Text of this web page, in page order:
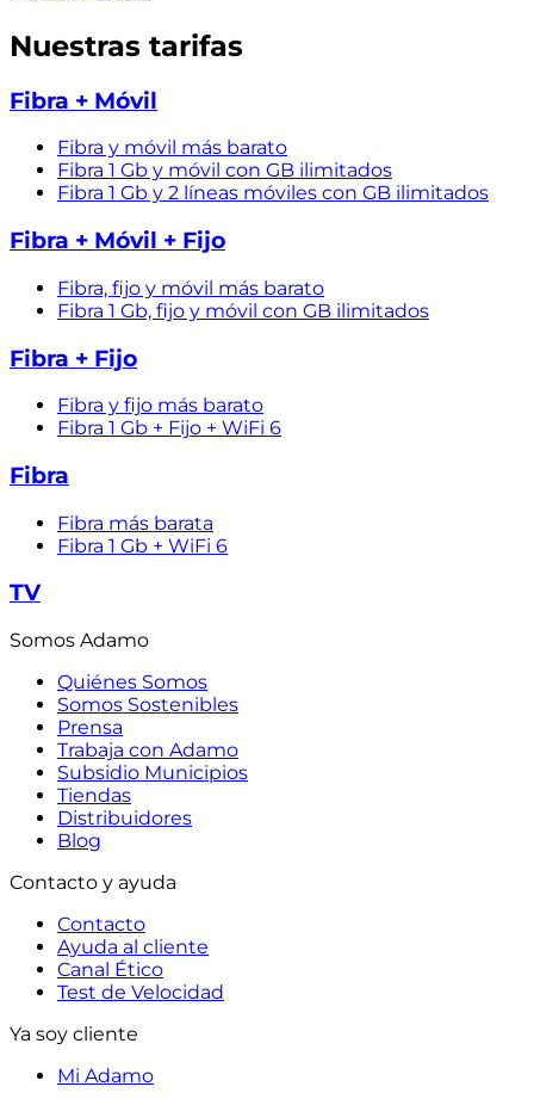
Nuestras tarifas
Fibra + Móvil
Fibra y móvil más barato
Fibra 1 Gb y móvil con GB ilimitados
Fibra 1 Gb y 2 líneas móviles con GB ilimitados
Fibra + Móvil + Fijo
Fibra, fijo y móvil más barato
Fibra 1 Gb, fijo y móvil con GB ilimitados
Fibra + Fijo
Fibra y fijo más barato
Fibra 1 Gb + Fijo + WiFi 6
Fibra
Fibra más barata
Fibra 1 Gb + WiFi 6
TV
Somos Adamo
Quiénes Somos
Somos Sostenibles
Prensa
Trabaja con Adamo
Subsidio Municipios
Tiendas
Distribuidores
Blog
Contacto y ayuda
Contacto
Ayuda al cliente
Canal Ético
Test de Velocidad
Ya soy cliente
Mi Adamo